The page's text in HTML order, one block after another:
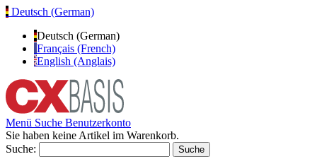
Deutsch (German)
Deutsch (German)
Français (French)
English (Anglais)
Menü Suche Benutzerkonto
Sie haben keine Artikel im Warenkorb.
Suche:
Suche